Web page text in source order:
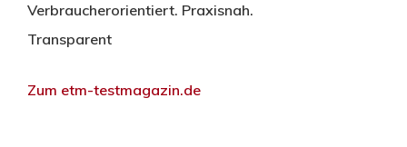
Verbraucherorientiert. Praxisnah.
Transparent
Zum etm-testmagazin.de